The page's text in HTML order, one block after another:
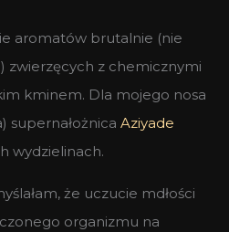
aromatów brutalnie (nie
zwierzęcych z chemicznymi
kminem. Dla mojego nosa
supernałożnica Aziyade
wydzielinach.
że uczucie mdłości
organizmu na